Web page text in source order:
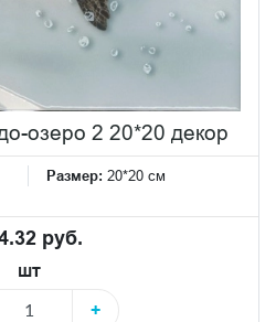
озеро 2 20*20 декор
Размер: 20*20 см
руб.
шт
+